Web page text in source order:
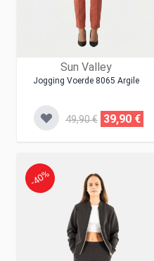
Sun Valley
Jogging Voerde 8065 Argile
49,90 € 39,90 €
-40%